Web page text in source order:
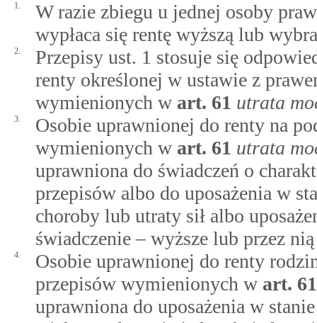
1.
W razie zbiegu u jednej osoby
wypłaca się rentę wyższą lub
2.
Przepisy ust. 1 stosuje się
renty określonej w ustawie z
wymienionych w art. 61 utrata
3.
Osobie uprawnionej do renty na
wymienionych w art. 61 utrata
uprawniona do świadczeń o
przepisów albo do uposażenia w
choroby lub utraty sił albo
świadczenie – wyższe lub przez
4.
Osobie uprawnionej do renty
przepisów wymienionych w art. 61
uprawniona do uposażenia w